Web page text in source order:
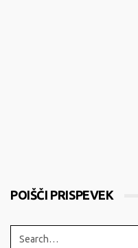
POIŠČI PRISPEVEK